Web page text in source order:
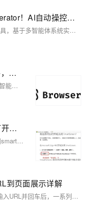
Nanobrowser：开源版OpenAI Operator！AI自动操控浏览器，复杂网页任务一键搞定
Nanobrowser 是一款开源的 Chrome 扩展工具，基于多智能体系统实现复杂的网页任务自动化，支持多种大型语言模型，完全免费且注重隐私保护。
Browser Use：开源 AI 浏览器助手，自动完成网页交互任务，支持多标签页管理、视觉识别和内容提取等功能
Browser Use 是一款专为大语言模型设计的智能浏览器工具，支持多标签页管理、视觉识别、内容提取等功能，并能记录和重复执行特定动作，适用于多种应用场景。
微软网站上关于在Edge浏览器中打开或关闭smartScreen的说明有误
微软网站上关于在Edge浏览器中打开或关闭smartScreen的说明有误
到页面展示详解
【8月更文挑战第31天】当在浏览器地址栏输入URL并回车后，一系列复杂过程随即启动，包括DNS解析、TCP连接建立、HTTP请求发送、服务器请求处理及响应返回，最后是浏览器页面渲染。这一流程涉及网络通信、服务器处理和客户端渲染等多个环节。通过示例代码，本文详细解释了每个步骤，帮助读者深入理解Web应用程序的工作机制，从而在开发过程中作出更优决策。